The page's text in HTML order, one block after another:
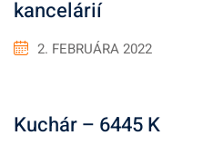
kancelárií
2. FEBRUÁRA 2022
Kuchár – 6445 K